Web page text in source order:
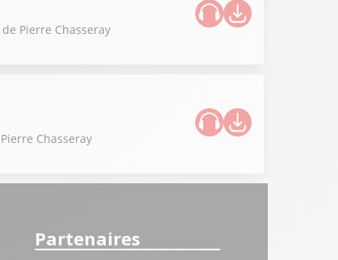
Pierre Chasseray
Chasseray
Partenaires